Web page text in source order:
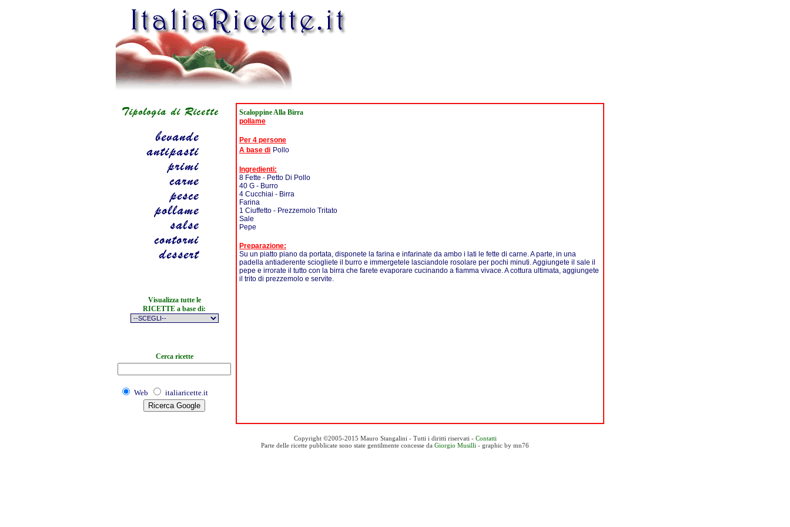
Visualizza tutte le
RICETTE a base di:
Cerca ricette
Web italiaricette.it
Scaloppine Alla Birra
pollame
Per 4 persone
A base di Pollo
Ingredienti:
8 Fette - Petto Di Pollo
40 G - Burro
4 Cucchiai - Birra
Farina
1 Ciuffetto - Prezzemolo Tritato
Sale
Pepe
Preparazione:
Su un piatto piano da portata, disponete la farina e infarinate da ambo i lati le fette di carne. A parte, in una
padella antiaderente sciogliete il burro e immergetele lasciandole rosolare per pochi minuti. Aggiungete il sale il
pepe e irrorate il tutto con la birra che farete evaporare cucinando a fiamma vivace. A cottura ultimata, aggiungete
il trito di prezzemolo e servite.
Copyright ©2005-2015 Mauro Stangalini - Tutti i diritti riservati - Contatti
Parte delle ricette pubblicate sono state gentilmente concesse da Giorgio Musilli - graphic by mn76